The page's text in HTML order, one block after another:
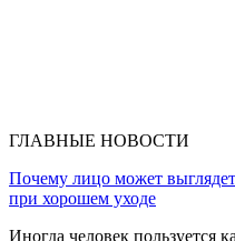
ГЛАВНЫЕ НОВОСТИ
Почему лицо может
при хорошем уходе
Иногда человек пользуется